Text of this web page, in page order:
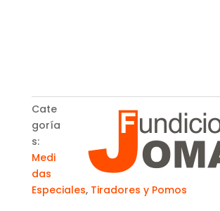
Cate
goría
s:
Medi
das
Especiales, Tiradores y Pomos